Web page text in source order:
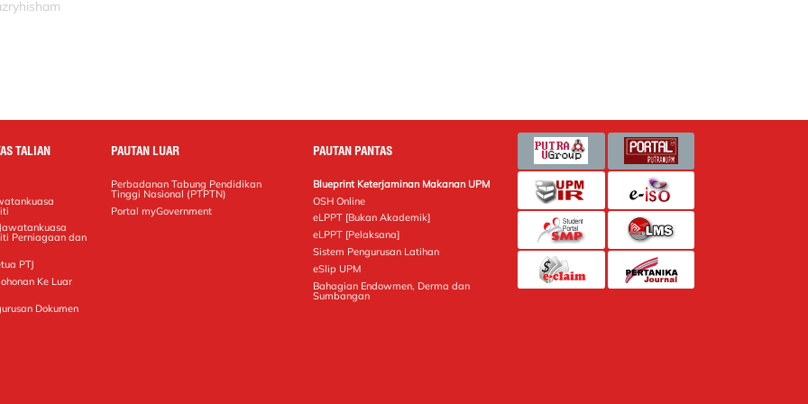
TALIAN
Perniagaan dan
PTJ
Ke Luar
Dokumen
PAUTAN LUAR
Perbadanan Tabung Pendidikan
Tinggi Nasional (PTPTN)
Portal myGovernment
PAUTAN PANTAS
Blueprint Keterjaminan Makanan UPM
OSH Online
eLPPT [Bukan Akademik]
eLPPT [Pelaksana]
Sistem Pengurusan Latihan
eSlip UPM
Bahagian Endowmen, Derma dan
Sumbangan